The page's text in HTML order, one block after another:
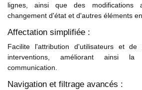
lignes, ainsi que des modifications
changement d'état et d'autres éléments
Affectation simplifiée :
Facilite l'attribution d'utilisateurs et de
interventions, améliorant ainsi
communication.
Navigation et filtrage avancés :